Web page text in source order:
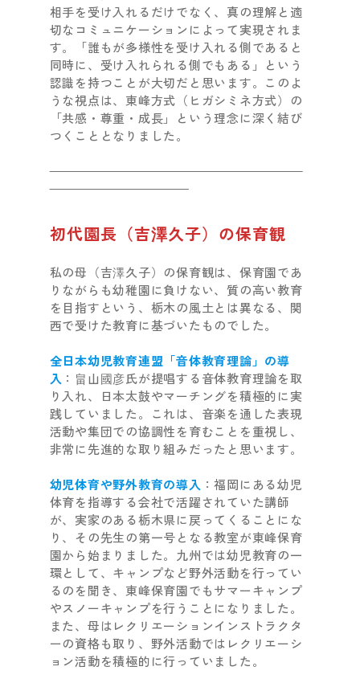
相手を受け入れるだけでなく、真の理解と適
切なコミュニケーションによって実現されま
す。「誰もが多様性を受け入れる側であると
同時に、受け入れられる側でもある」という
認識を持つことが大切だと思います。このよ
うな視点は、東峰方式（ヒガシミネ方式）の
「共感・尊重・成長」という理念に深く結び
つくこととなりました。
初代園長（吉澤久子）の保育観
私の母（吉澤久子）の保育観は、保育園であ
りながらも幼稚園に負けない、質の高い教育
を目指すという、栃木の風土とは異なる、関
西で受けた教育に基づいたものでした。
全日本幼児教育連盟「音体教育理論」の導
入 ：畠山國彦氏が提唱する音体教育理論を取
り入れ、日本太鼓やマーチングを積極的に実
践していました。これは、音楽を通した表現
活動や集団での協調性を育むことを重視し、
非常に先進的な取り組みだったと思います。
幼児体育や野外教育の導入 ：福岡にある幼児
体育を指導する会社で活躍されていた講師
が、実家のある栃木県に戻ってくることにな
り、その先生の第一号となる教室が東峰保育
園から始まりました。九州では幼児教育の一
環として、キャンプなど野外活動を行ってい
るのを聞き、東峰保育園でもサマーキャンプ
やスノーキャンプを行うことになりました。
また、母はレクリエーションインストラクタ
ーの資格も取り、野外活動ではレクリエーシ
ョン活動を積極的に行っていました。